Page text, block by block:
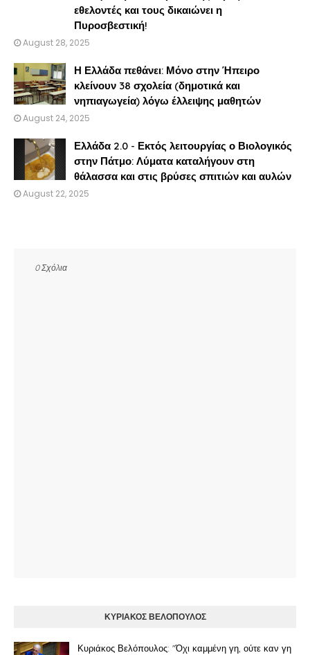
εθελοντές και τους δικαιώνει η
Πυροσβεστική!
August 28, 2025
Η Ελλάδα πεθάνει: Μόνο στην Ήπειρο
κλείνουν 38 σχολεία (δημοτικά και
νηπιαγωγεία) λόγω έλλειψης μαθητών
August 24, 2025
Ελλάδα 2.0 - Εκτός λειτουργίας ο Βιολογικός
στην Πάτμο: Λύματα καταλήγουν στη
θάλασσα και στις βρύσες σπιτιών και αυλών
August 22, 2025
0 Σχόλια
ΚΥΡΙΑΚΟΣ ΒΕΛΟΠΟΥΛΟΣ
Κυριάκος Βελόπουλος: "Όχι καμμένη γη, ούτε καν γη